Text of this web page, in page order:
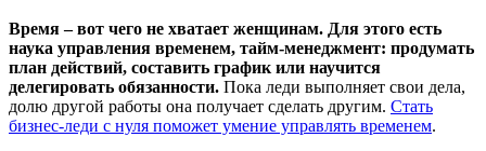
Время – вот чего не хватает женщинам. Для этого есть
наука управления временем, тайм-менеджмент: продумать
план действий, составить график или научится
делегировать обязанности. Пока леди выполняет свои дела,
долю другой работы она получает сделать другим. Стать
бизнес-леди с нуля поможет умение управлять временем.